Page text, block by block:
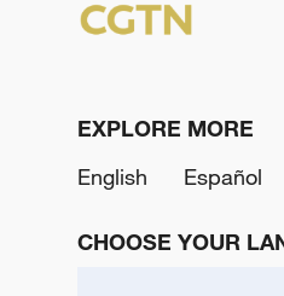
EXPLORE MORE
English
Español
CHOOSE YOUR